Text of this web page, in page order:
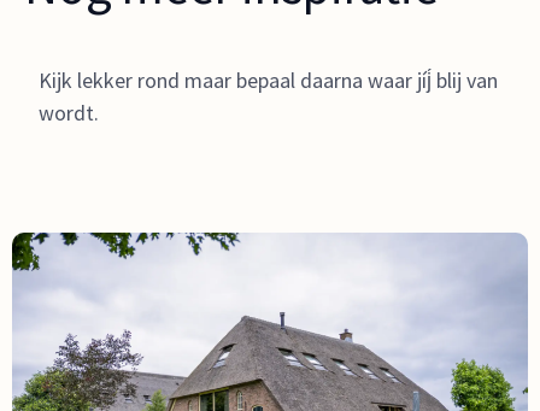
Kijk lekker rond maar bepaal daarna waar jíj́ blij van
wordt.